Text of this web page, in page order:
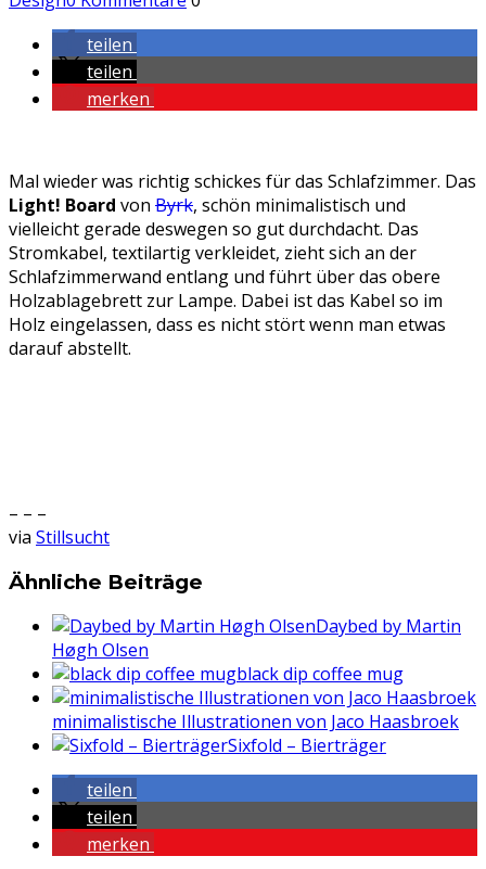
teilen
teilen
merken
Mal wieder was richtig schickes für das Schlafzimmer. Das
Light! Board von Byrk, schön minimalistisch und
vielleicht gerade deswegen so gut durchdacht. Das
Stromkabel, textilartig verkleidet, zieht sich an der
Schlafzimmerwand entlang und führt über das obere
Holzablagebrett zur Lampe. Dabei ist das Kabel so im
Holz eingelassen, dass es nicht stört wenn man etwas
darauf abstellt.
– – –
via Stillsucht
Ähnliche Beiträge
Daybed by Martin
Høgh Olsen
black dip coffee mug
minimalistische Illustrationen von Jaco Haasbroek
Sixfold – Bierträger
teilen
teilen
merken